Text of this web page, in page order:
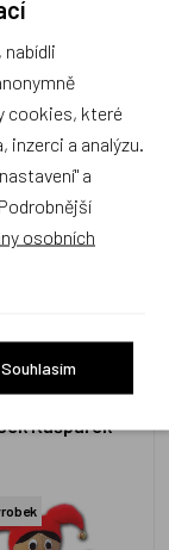
Kašpárek
nabídli
cookies, které
a analýzu.
a
osobních
Souhlasím